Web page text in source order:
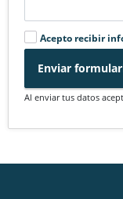
Acepto recibir
Enviar
Al enviar tus datos